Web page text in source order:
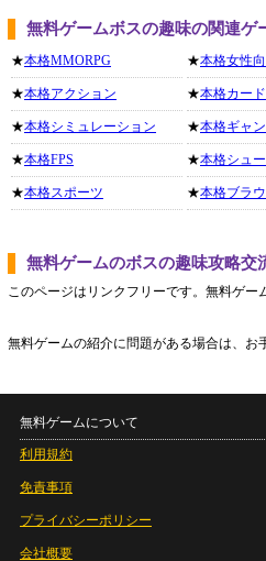
無料ゲームボスの趣味の関連ゲ
★本格MMORPG
★本格アクション
★本格シミュレーション
★本格FPS
★本格スポーツ
★本格女性
★本格カード
★本格ギャ
★本格シュ
★本格ブラ
無料ゲームのボスの趣味攻略交
このページはリンクフリーです。無料ゲー
無料ゲームの紹介に問題がある場合は、お
無料ゲームについて
利用規約
免責事項
プライバシーポリシー
会社概要